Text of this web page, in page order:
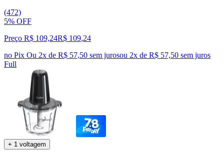
(472)
5% OFF
Preço R$ 109,24R$ 109,24
no Pix Ou 2x de R$ 57,50 sem jurosou 2x de R$ 57,50 sem juros
Full
+ 1 voltagem